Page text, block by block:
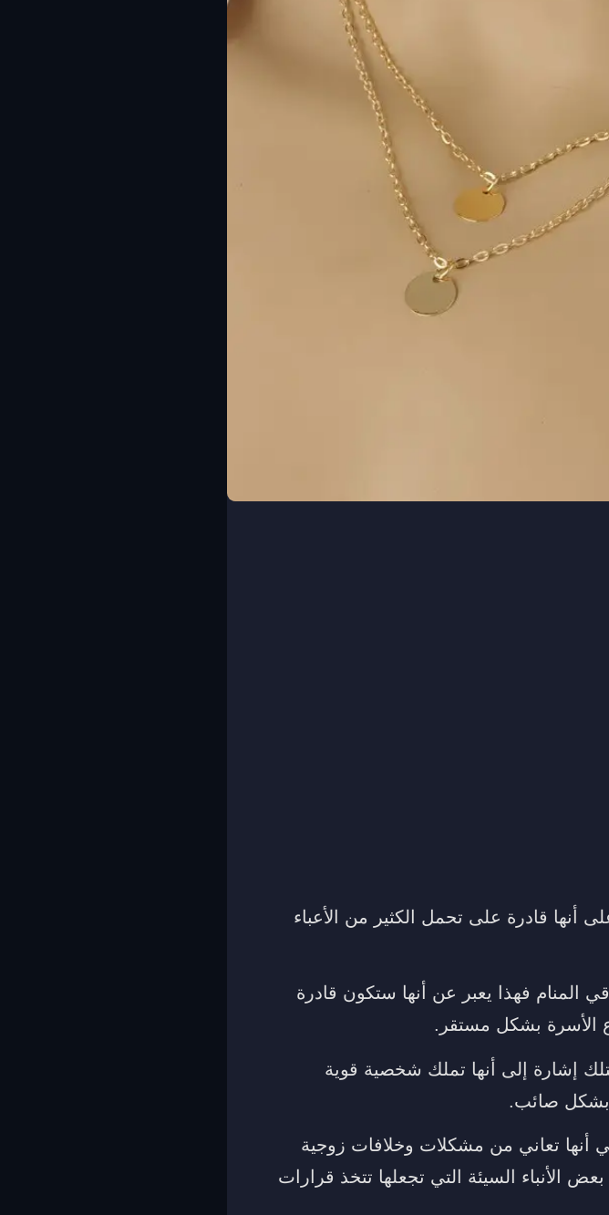
أنها قادرة على تحمل الكثير من الأعباء
المنام فهذا يعبر عن أنها ستكون قادرة
الأسرة بشكل مستقر.
إشارة إلى أنها تملك شخصية قوية
بشكل صائب.
أنها تعاني من مشكلات وخلافات زوجية
الأنباء السيئة التي تجعلها تتخذ قرارات